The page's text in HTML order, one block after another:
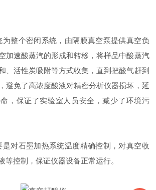
个密闭系统，由隔膜真空泵提供真空负
加速酸蒸汽的形成和转移，将样品中酸蒸汽
、活性炭吸附等方式收集，直到把酸气赶到
避免了高浓度酸液对精密分析仪器损坏，延
，保证了实验室人员安全，减少了环境污
石墨加热系统温度精确控制，对真空收
等控制，保证仪器设备正常运行。